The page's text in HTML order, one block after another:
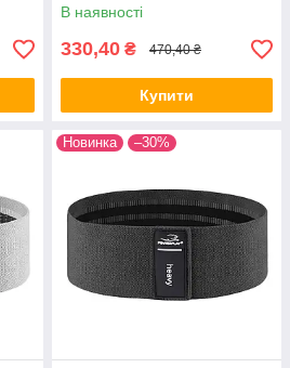
(11кг)
В наявності
330,40 ₴ 470,40 ₴
Купити
Новинка –30%